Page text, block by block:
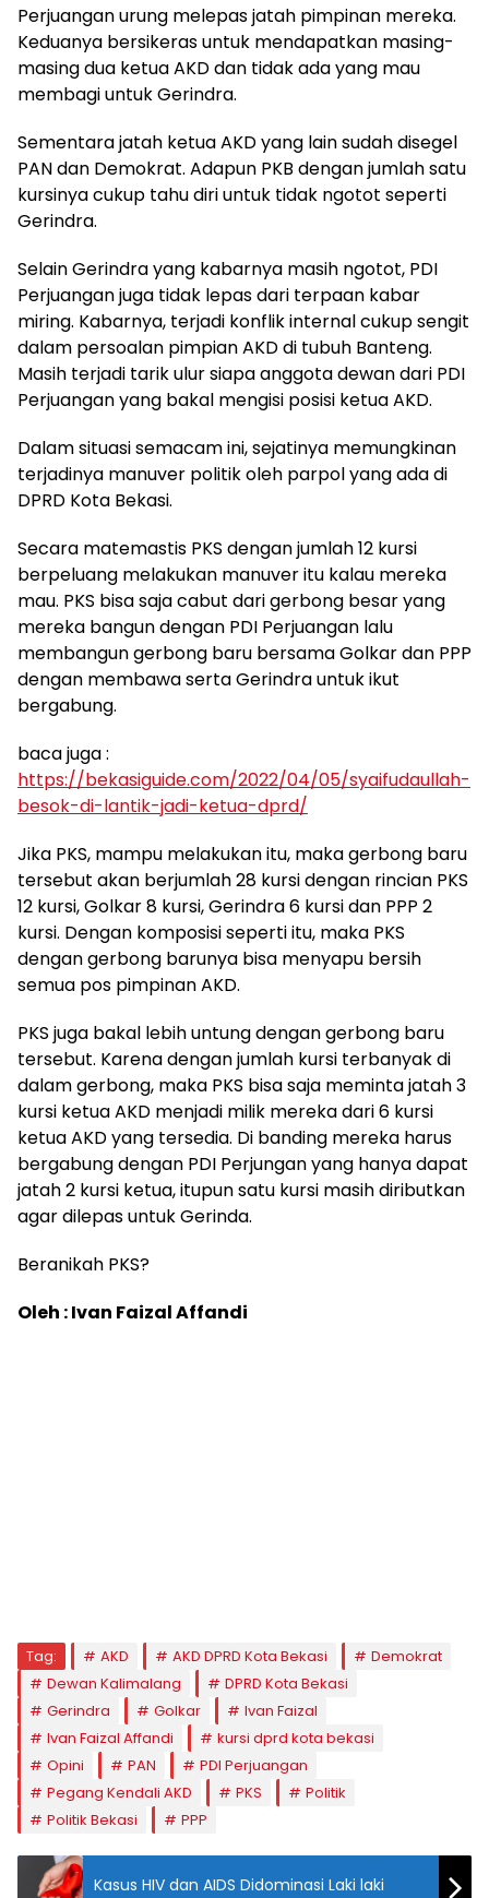
Perjuangan urung melepas jatah pimpinan mereka.
Keduanya bersikeras untuk mendapatkan masing-
masing dua ketua AKD dan tidak ada yang mau
membagi untuk Gerindra.
Sementara jatah ketua AKD yang lain sudah disegel
PAN dan Demokrat. Adapun PKB dengan jumlah satu
kursinya cukup tahu diri untuk tidak ngotot seperti
Gerindra.
Selain Gerindra yang kabarnya masih ngotot, PDI
Perjuangan juga tidak lepas dari terpaan kabar
miring. Kabarnya, terjadi konflik internal cukup sengit
dalam persoalan pimpian AKD di tubuh Banteng.
Masih terjadi tarik ulur siapa anggota dewan dari PDI
Perjuangan yang bakal mengisi posisi ketua AKD.
Dalam situasi semacam ini, sejatinya memungkinan
terjadinya manuver politik oleh parpol yang ada di
DPRD Kota Bekasi.
Secara matemastis PKS dengan jumlah 12 kursi
berpeluang melakukan manuver itu kalau mereka
mau. PKS bisa saja cabut dari gerbong besar yang
mereka bangun dengan PDI Perjuangan lalu
membangun gerbong baru bersama Golkar dan PPP
dengan membawa serta Gerindra untuk ikut
bergabung.
baca juga :
https://bekasiguide.com/2022/04/05/syaifudaullah-
besok-di-lantik-jadi-ketua-dprd/
Jika PKS, mampu melakukan itu, maka gerbong baru
tersebut akan berjumlah 28 kursi dengan rincian PKS
12 kursi, Golkar 8 kursi, Gerindra 6 kursi dan PPP 2
kursi. Dengan komposisi seperti itu, maka PKS
dengan gerbong barunya bisa menyapu bersih
semua pos pimpinan AKD.
PKS juga bakal lebih untung dengan gerbong baru
tersebut. Karena dengan jumlah kursi terbanyak di
dalam gerbong, maka PKS bisa saja meminta jatah 3
kursi ketua AKD menjadi milik mereka dari 6 kursi
ketua AKD yang tersedia. Di banding mereka harus
bergabung dengan PDI Perjungan yang hanya dapat
jatah 2 kursi ketua, itupun satu kursi masih diributkan
agar dilepas untuk Gerinda.
Beranikah PKS?
Oleh : Ivan Faizal Affandi
Tag: AKD AKD DPRD Kota Bekasi
Demokrat
Dewan Kalimalang
DPRD Kota Bekasi
Gerindra
Golkar
Ivan Faizal
Ivan Faizal Affandi
kursi dprd kota bekasi
Opini
PAN
PDI Perjuangan
Pegang Kendali AKD
PKS
Politik
Politik Bekasi
PPP
Kasus HIV dan AIDS Didominasi Laki laki